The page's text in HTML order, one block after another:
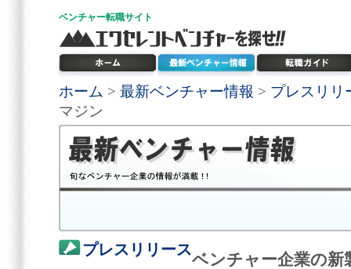
ベンチャー転職サイト
ホーム > 最新ベンチャー情報 > プレスリリ
マジン
プレスリリース
ベンチャー企業の新